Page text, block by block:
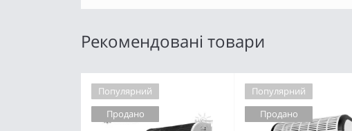
Рекомендовані товари
Популярний
Продано
Популярний
Продано